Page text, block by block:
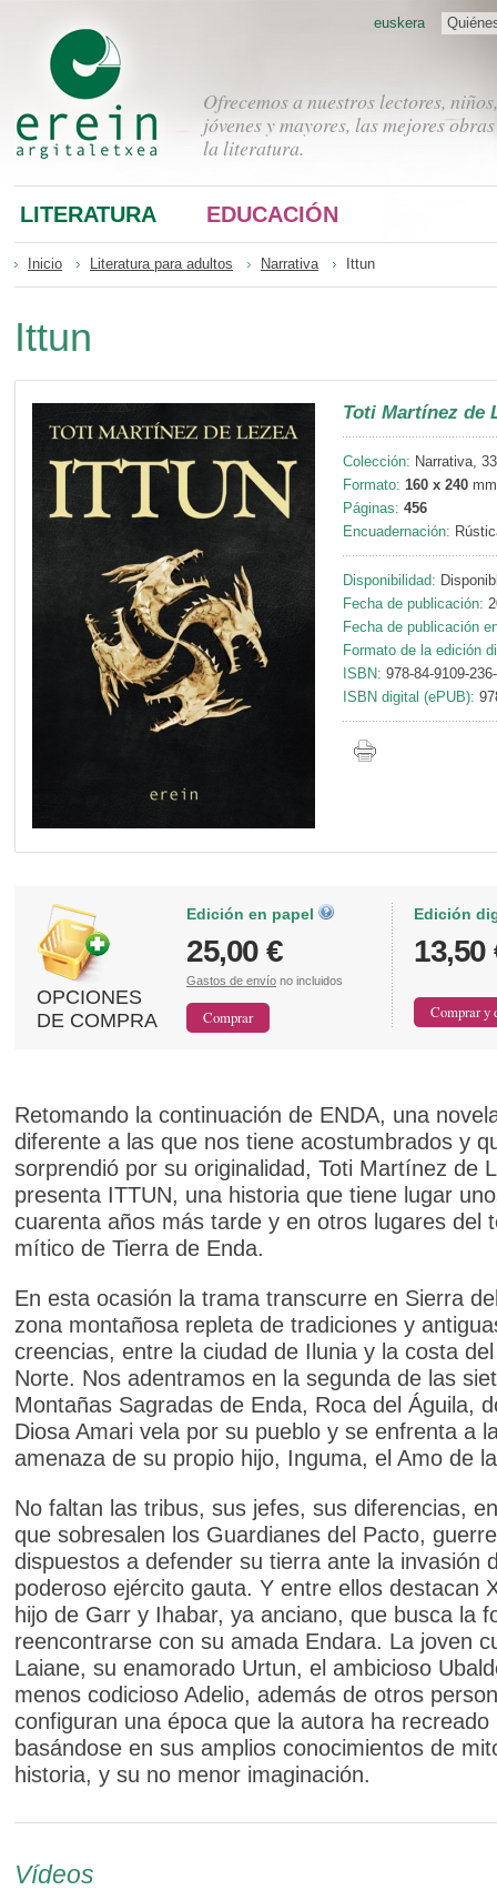
Ofrecemos a nuestros lectores, niños,
jóvenes y mayores, las mejores
la literatura.
euskera
LITERATURA EDUCACIÓN
Inicio Literatura para adultos Narrativa Ittun
Ittun
Toti Martínez de
Colección: Narrativa, 33
Formato: 160 x 240 mm
Páginas: 456
Encuadernación:
Disponibilidad:
Fecha de publicación:
Fecha de publicación
Formato de la edición
ISBN: 978-84-9109-
ISBN digital (ePUB):
OPCIONES
DE COMPRA
Edición en papel
25,00 €
Gastos de envío no incluidos
Edición
13,50
Retomando la continuación de ENDA, una
diferente a las que nos tiene acostumbrados y
sorprendió por su originalidad, Toti Martínez de
presenta ITTUN, una historia que tiene lugar
cuarenta años más tarde y en otros lugares del
mítico de Tierra de Enda.
En esta ocasión la trama transcurre en Sierra
zona montañosa repleta de tradiciones y
creencias, entre la ciudad de Ilunia y la costa
Norte. Nos adentramos en la segunda de las
Montañas Sagradas de Enda, Roca del Águila,
Diosa Amari vela por su pueblo y se enfrenta a
amenaza de su propio hijo, Inguma, el Amo de
No faltan las tribus, sus jefes, sus diferencias,
que sobresalen los Guardianes del Pacto,
dispuestos a defender su tierra ante la invasión
poderoso ejército gauta. Y entre ellos destacan
hijo de Garr y Ihabar, ya anciano, que busca la
reencontrarse con su amada Endara. La joven
Laiane, su enamorado Urtun, el ambicioso
menos codicioso Adelio, además de otros
configuran una época que la autora ha recreado
basándose en sus amplios conocimientos de
historia, y su no menor imaginación.
Vídeos